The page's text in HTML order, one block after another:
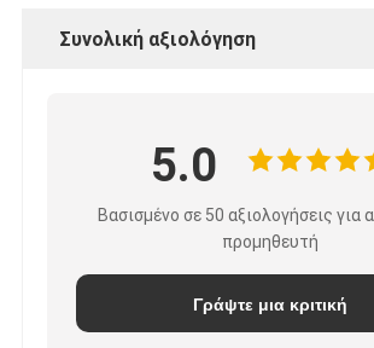
Συνολική αξιολόγηση
5.0
Βασισμένο σε 50 αξιολογήσεις για
προμηθευτή
Γράψτε μια κριτική